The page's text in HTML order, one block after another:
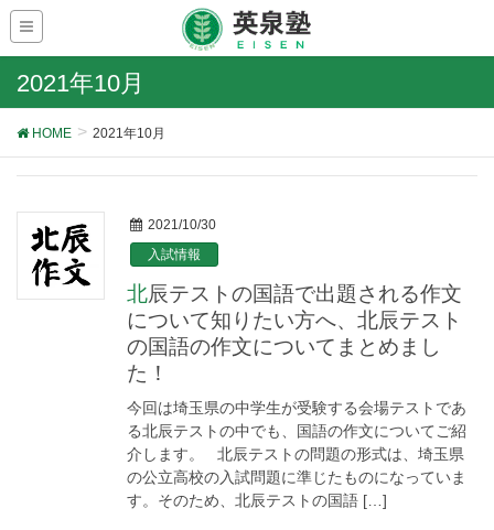
2021年10月
HOME 2021年10月
2021/10/30
入試情報
北辰テストの国語で出題される作文
について知りたい方へ、北辰テスト
の国語の作文についてまとめまし
た！
今回は埼玉県の中学生が受験する会場テストであ
る北辰テストの中でも、国語の作文についてご紹
介します。 北辰テストの問題の形式は、埼玉県
の公立高校の入試問題に準じたものになっていま
す。そのため、北辰テストの国語 […]